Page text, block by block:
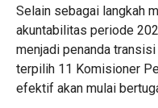
‎Selain sebagai langkah
akuntabilitas periode
menjadi penanda
terpilih 11 Komisioner
efektif akan mulai